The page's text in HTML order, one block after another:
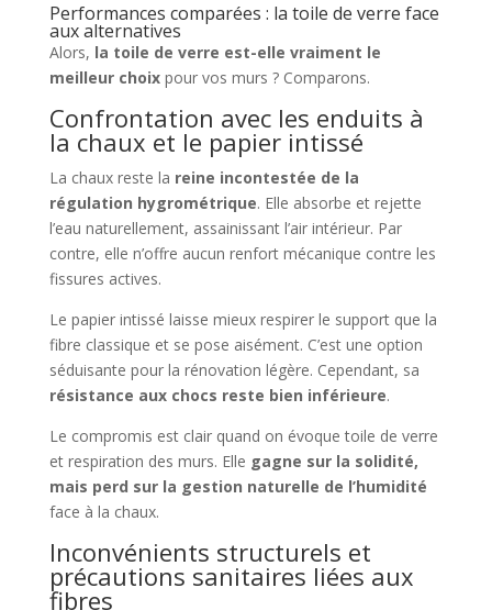
Performances comparées : la toile de verre face
aux alternatives
Alors, la toile de verre est-elle vraiment le
meilleur choixpour vos murs ? Comparons.
Confrontation avec les enduits à
la chaux et le papier intissé
La chaux reste la reine incontestée de la
régulation hygrométrique. Elle absorbe et rejette
l’eau naturellement, assainissant l’air intérieur. Par
contre, elle n’offre aucun renfort mécanique contre les
fissures actives.
Le papier intissé laisse mieux respirer le support que la
fibre classique et se pose aisément. C’est une option
séduisante pour la rénovation légère. Cependant, sa
résistance aux chocs reste bien inférieure.
Le compromis est clair quand on évoque toile de verre
et respiration des murs. Elle gagne sur la solidité,
mais perd sur la gestion naturelle de l’humidité
face à la chaux.
Inconvénients structurels et
précautions sanitaires liées aux
fibres